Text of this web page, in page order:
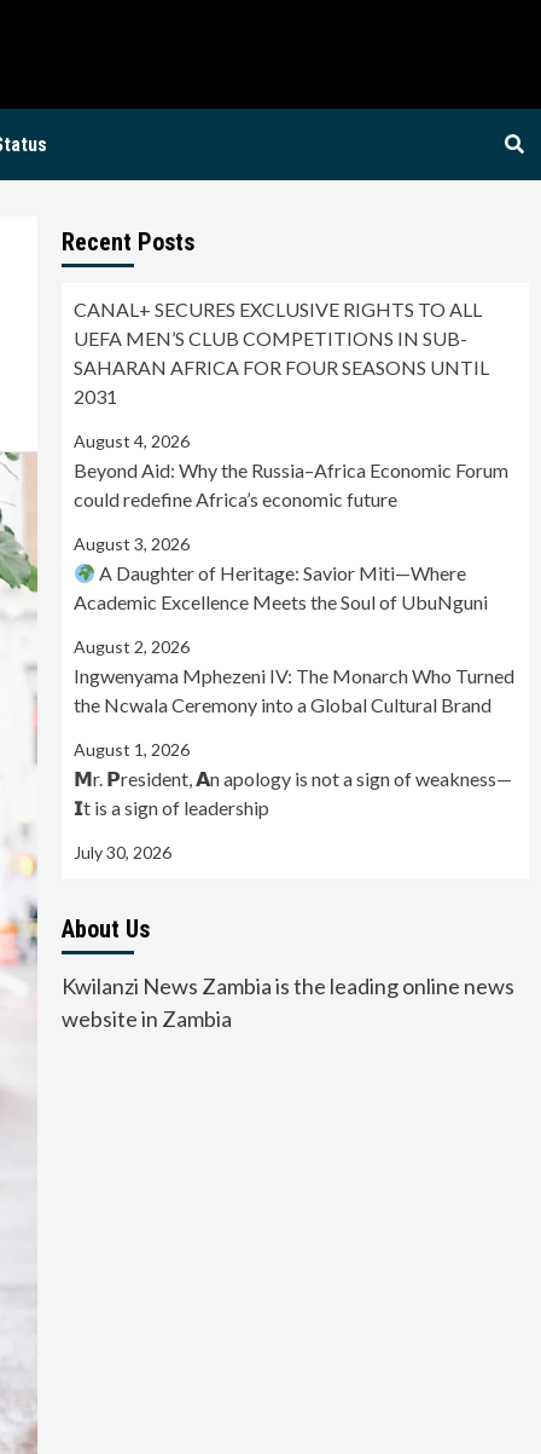
Recent Posts
CANAL+ SECURES EXCLUSIVE RIGHTS TO ALL
UEFA MEN’S CLUB COMPETITIONS IN SUB-
SAHARAN AFRICA FOR FOUR SEASONS UNTIL
2031
August 4, 2026
Beyond Aid: Why the Russia–Africa Economic Forum
could redefine Africa’s economic future
August 3, 2026
A Daughter of Heritage: Savior Miti—Where
Academic Excellence Meets the Soul of UbuNguni
August 2, 2026
Ingwenyama Mphezeni IV: The Monarch Who Turned
the Ncwala Ceremony into a Global Cultural Brand
August 1, 2026
𝗠r. 𝗣resident, 𝗔n apology is not a sign of weakness—
𝗜t is a sign of leadership
July 30, 2026
About Us
Kwilanzi News Zambia is the leading online news
website in Zambia